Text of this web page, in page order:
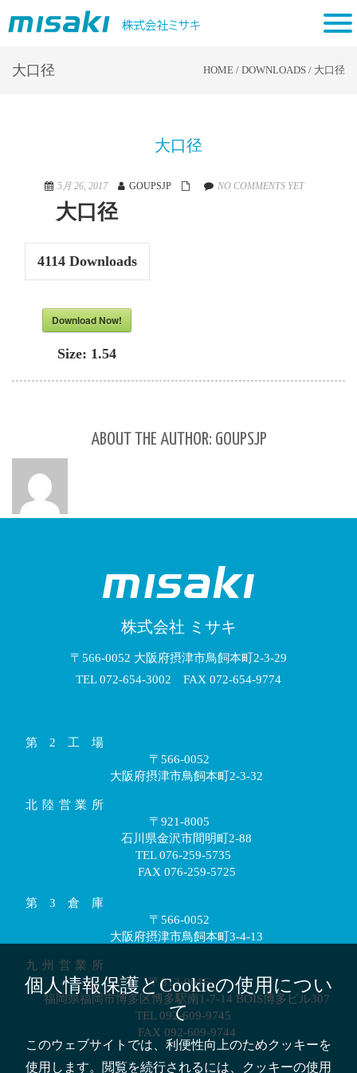
大口径
HOME / DOWNLOADS / 大口径
大口径
5月 26, 2017 GOUPSJP NO COMMENTS YET
大口径
4114Downloads
Download Now!
Size: 1.54
ABOUT THE AUTHOR: GOUPSJP
株式会社 ミサキ
〒566-0052 大阪府摂津市鳥飼本町2-3-29
TEL 072-654-3002 FAX 072-654-9774
第2工場
〒566-0052
大阪府摂津市鳥飼本町2-3-32
北陸営業所
〒921-8005
石川県金沢市間明町2-88
TEL 076-259-5735
FAX 076-259-5725
第3倉庫
〒566-0052
大阪府摂津市鳥飼本町3-4-13
九州営業所
〒812-0016
福岡県福岡市博多区博多駅南1-7-14 BOIS博多ビル307
TEL 092-609-9745
FAX 092-609-9744
個人情報保護とCookieの使用につい
て
このウェブサイトでは、利便性向上のためクッキーを
使用します。閲覧を続行されるには、クッキーの使用